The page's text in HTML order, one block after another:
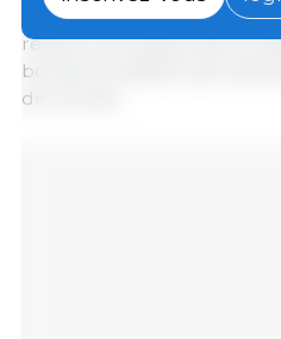
permet de limiter
réduire les risques liés à la
bonnes conditions de
de récolte.